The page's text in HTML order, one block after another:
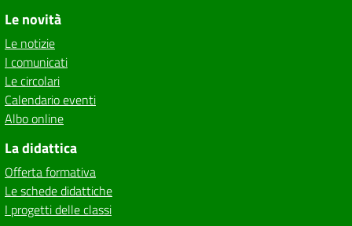
Le novità
Le notizie
I comunicati
Le circolari
Calendario eventi
Albo online
La didattica
Offerta formativa
Le schede didattiche
I progetti delle classi